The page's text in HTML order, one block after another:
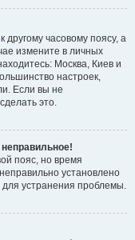
часовому поясу, а
измените в личных
Москва, Киев и
настроек,
Если вы не
это.
пояс, но время
установлено
устранения проблемы.